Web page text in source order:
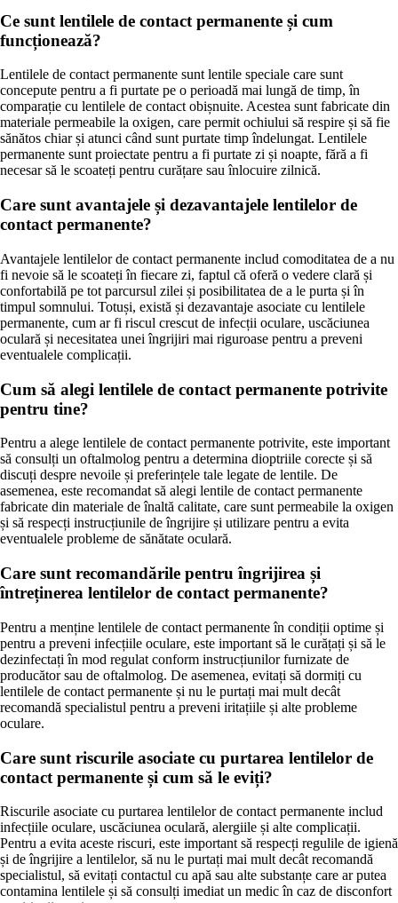
Ce sunt lentilele de contact permanente și cum
funcționează?
Lentilele de contact permanente sunt lentile speciale care sunt
concepute pentru a fi purtate pe o perioadă mai lungă de timp, în
comparație cu lentilele de contact obișnuite. Acestea sunt fabricate din
materiale permeabile la oxigen, care permit ochiului să respire și să fie
sănătos chiar și atunci când sunt purtate timp îndelungat. Lentilele
permanente sunt proiectate pentru a fi purtate zi și noapte, fără a fi
necesar să le scoateți pentru curățare sau înlocuire zilnică.
Care sunt avantajele și dezavantajele lentilelor de
contact permanente?
Avantajele lentilelor de contact permanente includ comoditatea de a nu
fi nevoie să le scoateți în fiecare zi, faptul că oferă o vedere clară și
confortabilă pe tot parcursul zilei și posibilitatea de a le purta și în
timpul somnului. Totuși, există și dezavantaje asociate cu lentilele
permanente, cum ar fi riscul crescut de infecții oculare, uscăciunea
oculară și necesitatea unei îngrijiri mai riguroase pentru a preveni
eventualele complicații.
Cum să alegi lentilele de contact permanente potrivite
pentru tine?
Pentru a alege lentilele de contact permanente potrivite, este important
să consulți un oftalmolog pentru a determina dioptriile corecte și să
discuți despre nevoile și preferințele tale legate de lentile. De
asemenea, este recomandat să alegi lentile de contact permanente
fabricate din materiale de înaltă calitate, care sunt permeabile la oxigen
și să respecți instrucțiunile de îngrijire și utilizare pentru a evita
eventualele probleme de sănătate oculară.
Care sunt recomandările pentru îngrijirea și
întreținerea lentilelor de contact permanente?
Pentru a menține lentilele de contact permanente în condiții optime și
pentru a preveni infecțiile oculare, este important să le curățați și să le
dezinfectați în mod regulat conform instrucțiunilor furnizate de
producător sau de oftalmolog. De asemenea, evitați să dormiți cu
lentilele de contact permanente și nu le purtați mai mult decât
recomandă specialistul pentru a preveni iritațiile și alte probleme
oculare.
Care sunt riscurile asociate cu purtarea lentilelor de
contact permanente și cum să le eviți?
Riscurile asociate cu purtarea lentilelor de contact permanente includ
infecțiile oculare, uscăciunea oculară, alergiile și alte complicații.
Pentru a evita aceste riscuri, este important să respecți regulile de igienă
și de îngrijire a lentilelor, să nu le purtați mai mult decât recomandă
specialistul, să evitați contactul cu apă sau alte substanțe care ar putea
contamina lentilele și să consulți imediat un medic în caz de disconfort